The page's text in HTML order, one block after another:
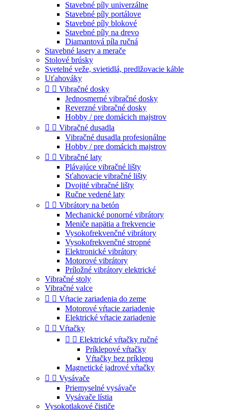
Stavebné píly univerzálne
Stavebné píly portálove
Stavebné píly blokové
Stavebné píly na drevo
Diamantová píla ručná
Stavebné lasery a merače
Stolové brúsky
Svetelné veže, svietidlá, predlžovacie káble
Uťahováky
  Vibračné dosky
Jednosmerné vibračné dosky
Reverzné vibračné dosky
Hobby / pre domácich majstrov
  Vibračné dusadla
Vibračné dusadla profesionálne
Hobby / pre domácich majstrov
  Vibračné laty
Plávajúce vibračné lišty
Sťahovacie vibračné lišty
Dvojité vibračné lišty
Ručne vedené laty
  Vibrátory na betón
Mechanické ponorné vibrátory
Meniče napätia a frekvencie
Vysokofrekvenčné vibrátory
Vysokofrekvenčné stropné
Elektronické vibrátory
Motorové vibrátory
Príložné vibrátory elektrické
Vibračné stoly
Vibračné valce
  Vŕtacie zariadenia do zeme
Motorové vŕtacie zariadenie
Elektrické vŕtacie zariadenie
  Vŕtačky
  Elektrické vŕtačky ručné
Príklepové vŕtačky
Vŕtačky bez príklepu
Magnetické jadrové vŕtačky
  Vysávače
Priemyselné vysávače
Vysávače lístia
Vysokotlakové čističe